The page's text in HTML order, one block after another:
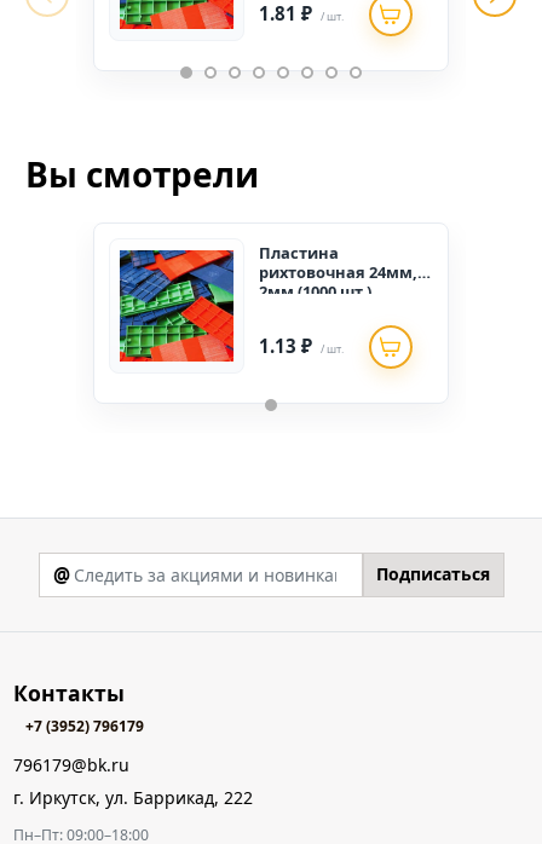
1.81 ₽ / шт.
Вы смотрели
Пластина
рихтовочная 24мм,
2мм (1000 шт.)
1.13 ₽ / шт.
@ Подписаться
Контакты
+7 (3952) 796179
796179@bk.ru
г. Иркутск, ул. Баррикад, 222
Пн–Пт: 09:00–18:00